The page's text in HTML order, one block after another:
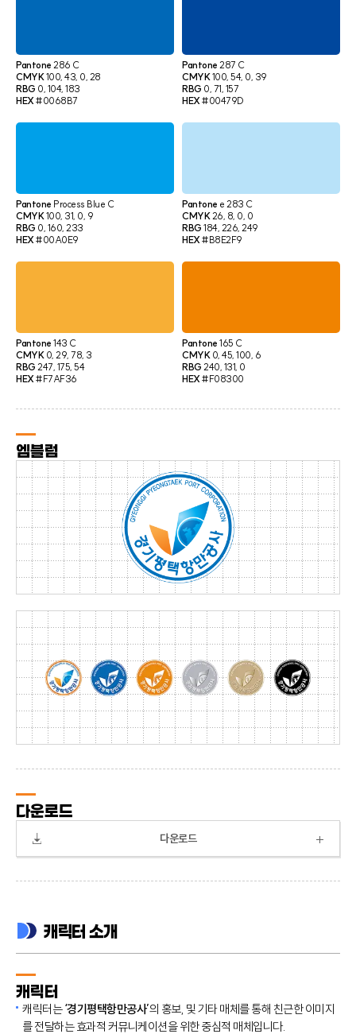
Pantone 286 C
CMYK100, 43, 0, 28
RBG 0, 104, 183
HEX#0068B7
Pantone 287 C
CMYK100, 54, 0, 39
RBG 0, 71, 157
HEX#00479D
Pantone Process Blue C
CMYK100, 31, 0, 9
RBG 0, 160, 233
HEX#00A0E9
Pantone e 283 C
CMYK26, 8, 0, 0
RBG 184, 226, 249
HEX#B8E2F9
Pantone 143 C
CMYK0, 29, 78, 3
RBG 247, 175, 54
HEX#F7AF36
Pantone 165 C
CMYK0, 45, 100, 6
RBG 240, 131, 0
HEX#F08300
엠블럼
다운로드
다운로드
캐릭터 소개
캐릭터
캐릭터는‘경기평택항만공사’의 홍보, 및 기타 매체를 통해 친근한 이미지
를 전달하는 효과적 커뮤니케이션을 위한 중심적 매체입니다.